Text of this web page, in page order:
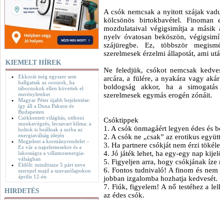
KIEMELT HÍREK
Ekkorát még egyszer sem
hallgattak az oroszok, ha
tábornokok ellen követtek el
merényleteket
Magyar Péter újabb bejelentése:
így áll a Duna Pakson és
Budapesten
Csökkentett világítás, otthoni
munkavégzés, lecsavart klíma: a
boltok is beállnak a sorba az
energiaválság idején
Megjelent a kormányrendelet –
Ez vár a napelemesekre és a
lakosságra a villamosenergia-
válságban
Eldőlt: mindössze 5 párt neve
szerepel majd a szavazólapokon
április 12-én
HIRDETÉS
A csók nemcsak a nyitott szájak
kölcsönös birtokbavétel.
mozdulataival végigsimítja a
nyelv óvatosan beköszön,
szájüregbe. Ez, többször
szerelmesek érzelmi állapotát, ami
Ne feledjük, csókot nemcsak
arcára, a fülére, a nyakára vagy
boldogság akkor, ha a
szerelmesek egymás erogén zónáit.
Csóktippek
1. A csók önmagáért legyen édes és
2. A csók ne „csak” az erotikus
3. Ha partnere csókját nem érzi
4. Jó játék lehet, ha egy-egy nap
5. Figyeljen arra, hogy csókjának
6. Fontos tudnivaló! A finom és
jobban izgalomba hozhatja kedvesét.
7. Fiúk, figyelem! A nő testéhez a
az édes csók.